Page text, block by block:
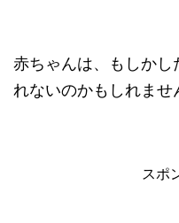
赤ちゃんは、もしか
れないのかもしれませ
スポ